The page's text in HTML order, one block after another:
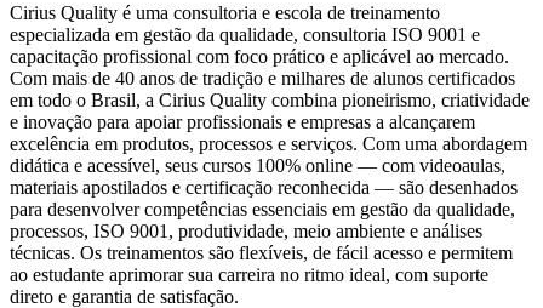
Cirius Quality é uma consultoria e escola de treinamento
especializada em gestão da qualidade, consultoria ISO 9001 e
capacitação profissional com foco prático e aplicável ao mercado.
Com mais de 40 anos de tradição e milhares de alunos certificados
em todo o Brasil, a Cirius Quality combina pioneirismo, criatividade
e inovação para apoiar profissionais e empresas a alcançarem
excelência em produtos, processos e serviços. Com uma abordagem
didática e acessível, seus cursos 100% online — com videoaulas,
materiais apostilados e certificação reconhecida — são desenhados
para desenvolver competências essenciais em gestão da qualidade,
processos, ISO 9001, produtividade, meio ambiente e análises
técnicas. Os treinamentos são flexíveis, de fácil acesso e permitem
ao estudante aprimorar sua carreira no ritmo ideal, com suporte
direto e garantia de satisfação.